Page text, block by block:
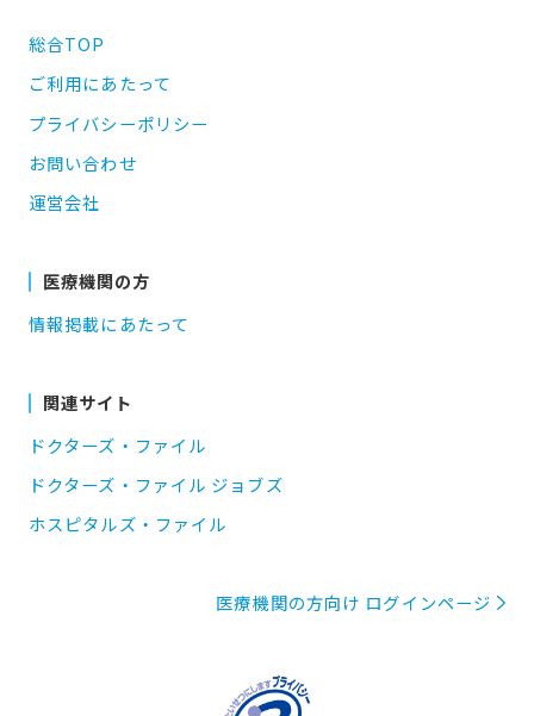
総合TOP
ご利用にあたって
プライバシーポリシー
お問い合わせ
運営会社
医療機関の方
情報掲載にあたって
関連サイト
ドクターズ・ファイル
ドクターズ・ファイル ジョブズ
ホスピタルズ・ファイル
医療機関の方向け ログインページ